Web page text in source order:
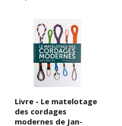
Livre - Le matelotage
des cordages
modernes de Jan-